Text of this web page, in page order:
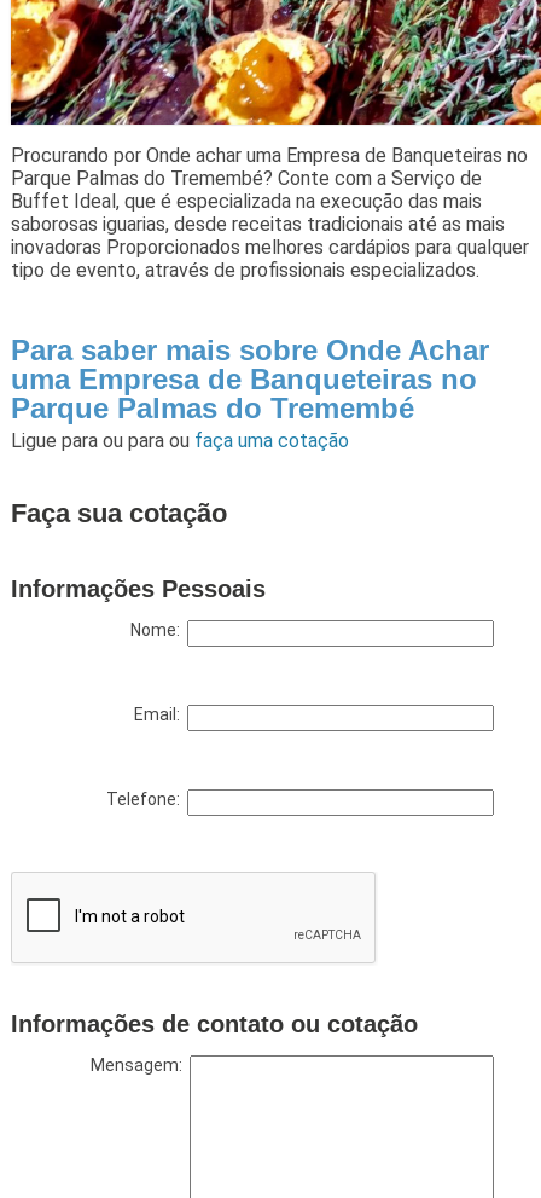
Procurando por Onde achar uma Empresa de Banqueteiras no
Parque Palmas do Tremembé? Conte com a Serviço de
Buffet Ideal, que é especializada na execução das mais
saborosas iguarias, desde receitas tradicionais até as mais
inovadoras Proporcionados melhores cardápios para qualquer
tipo de evento, através de profissionais especializados.
Para saber mais sobre Onde Achar
uma Empresa de Banqueteiras no
Parque Palmas do Tremembé
Ligue para ou para ou faça uma cotação
Faça sua cotação
Informações Pessoais
Nome:
Email:
Telefone:
Informações de contato ou cotação
Mensagem: